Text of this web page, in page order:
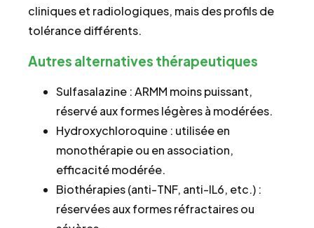
cliniques et radiologiques, mais des profils de
tolérance différents.
Autres alternatives thérapeutiques
Sulfasalazine : ARMM moins puissant,
réservé aux formes légères à modérées.
Hydroxychloroquine : utilisée en
monothérapie ou en association,
efficacité modérée.
Biothérapies (anti-TNF, anti-IL6, etc.) :
réservées aux formes réfractaires ou